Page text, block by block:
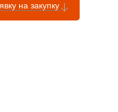
на закупку